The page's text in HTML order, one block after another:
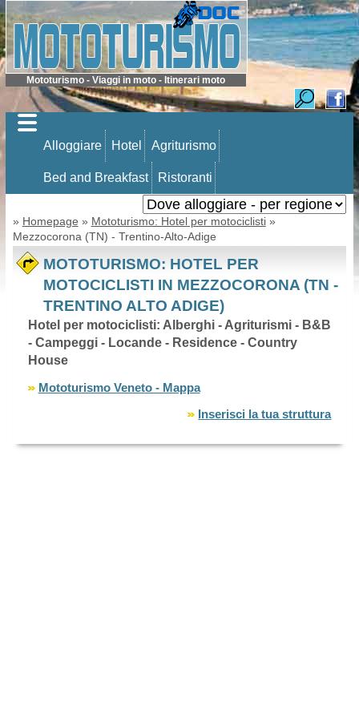
Mototurismo - Viaggi in moto - Itinerari moto
Alloggiare Hotel Agriturismo
Bed and Breakfast Ristoranti
» Homepage » Mototurismo: Hotel per motociclisti»
Mezzocorona (TN) - Trentino-Alto-Adige
MOTOTURISMO: HOTEL PER
MOTOCICLISTI IN MEZZOCORONA (TN -
TRENTINO ALTO ADIGE)
Hotel per motociclisti: Alberghi - Agriturismi - B&B
- Campeggi - Locande - Residence - Country
House
Mototurismo Veneto - Mappa
Inserisci la tua struttura